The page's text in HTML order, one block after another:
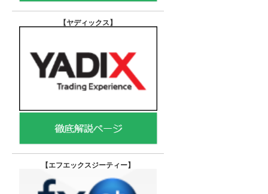
【ヤディックス 】
【エフエックスジーティー】